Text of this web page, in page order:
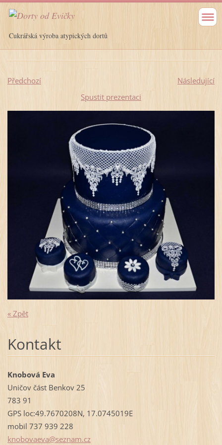
Cukrářská výroba atypických dortů
Předchozí
Následující
Spustit prezentaci
« Zpět
Kontakt
Knobová Eva
Uničov část Benkov 25
783 91
GPS loc:49.7670208N, 17.0745019E
mobil 737 939 228
knobovaeva@seznam.cz